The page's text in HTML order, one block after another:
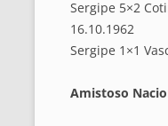
Sergipe 5×2
16.10.1962
Sergipe 1×1
Amistoso